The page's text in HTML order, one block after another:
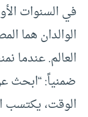
في السنوات
الوالدان هما
العالم. عندما
ضمنياً: “ابحث
الوقت، يكتسب